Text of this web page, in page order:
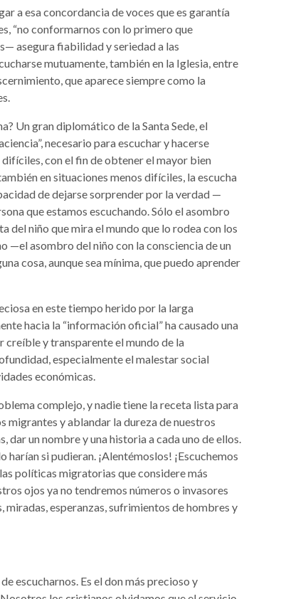
a esa concordancia de voces que es garantía
“no conformarnos con lo primero que
asegura fiabilidad y seriedad a las
mutuamente, también en la Iglesia, entre
que aparece siempre como la
Un gran diplomático de la Santa Sede, el
necesario para escuchar y hacerse
con el fin de obtener el mayor bien
en situaciones menos difíciles, la escucha
de dejarse sorprender por la verdad —
que estamos escuchando. Sólo el asombro
niño que mira el mundo que lo rodea con los
—el asombro del niño con la consciencia de un
cosa, aunque sea mínima, que puedo aprender
en este tiempo herido por la larga
hacia la “información oficial” ha causado una
creíble y transparente el mundo de la
especialmente el malestar social
económicas.
complejo, y nadie tiene la receta lista para
migrantes y ablandar la dureza de nuestros
un nombre y una historia a cada uno de ellos.
si pudieran. ¡Alentémoslos! ¡Escuchemos
políticas migratorias que considere más
ojos ya no tendremos números o invasores
esperanzas, sufrimientos de hombres y
escucharnos. Es el don más precioso y